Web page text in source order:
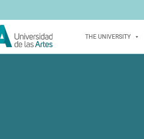
THE UNIVERSITY